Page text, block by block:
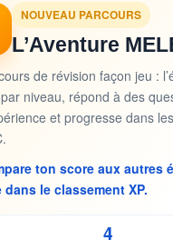
NOUVEAU PARCOURS
L’Aventure
de révision façon jeu :
niveau, répond à des
et progresse dans
ton score aux autres
dans le classement XP.
4